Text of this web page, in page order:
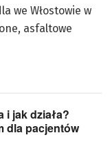
we Włostowie w
asfaltowe
i jak działa?
dla pacjentów